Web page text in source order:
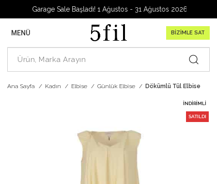
Garage Sale Başladı! 1 Ağustos - 31 Ağustos 2026
MENÜ BİZİMLE SAT
Ana Sayfa Kadın Elbise Günlük Elbise Dökümlü Tül Elbise
İNDIRIMLI
SATILDI